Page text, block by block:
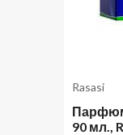
Rasasi
90 мл.,